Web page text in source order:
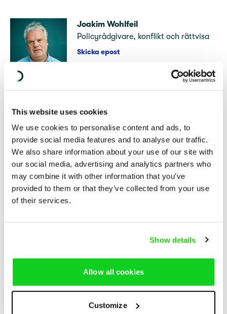
This website uses cookies
We use cookies to personalise content and ads, to
provide social media features and to analyse our traffic.
We also share information about your use of our site with
our social media, advertising and analytics partners who
may combine it with other information that you’ve
provided to them or that they’ve collected from your use
of their services.
Show details
Allow all cookies
Customize
Joakim Wohlfeil
Policyrådgivare, konflikt och rättvisa
Skicka epost
Följ biståndsdebatten!
Är du intresserad av våra fokusfrågor och vill bli
uppdaterad med nyheter, fakta och analyser kan
du anmäla dig till vårt e-nyhetsbrev.
E-post
Genom att registrera din e-post så godkänner du vår
relevanta nyhetsbrev om Diakonias arbete.
Prenumerera